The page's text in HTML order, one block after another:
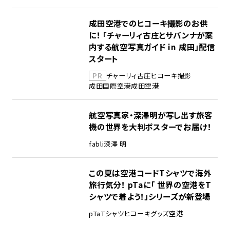
成田空港でのヒコーキ撮影のお供
に！ 「チャーリィ古庄とサバンナが案
内する航空写真ガイド in 成田」配信
スタート
PR チャーリィ古庄ヒコーキ撮影
成田国際空港成田空港
航空写真家・深澤明が写し出す旅客
機の世界を大判ポスターでお届け！
fabli深澤 明
この夏は空港コードTシャツで海外
旅行気分！ pTaに「 世界の空港をT
シャツで着よう！」シリーズが新登場
pTaTシャツヒコーキグッズ空港